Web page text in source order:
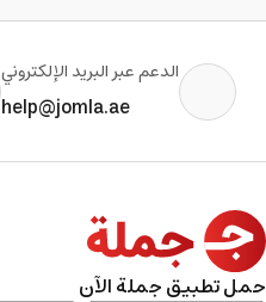
الدعم عبر البريد الإلكتروني
help@jomla.ae
حمل تطبيق جملة الآن